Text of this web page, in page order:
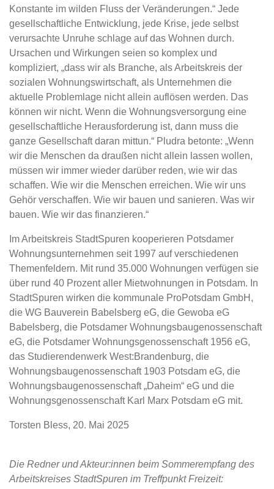
Konstante im wilden Fluss der Veränderungen.“ Jede
gesellschaftliche Entwicklung, jede Krise, jede selbst
verursachte Unruhe schlage auf das Wohnen durch.
Ursachen und Wirkungen seien so komplex und
kompliziert, „dass wir als Branche, als Arbeitskreis der
sozialen Wohnungswirtschaft, als Unternehmen die
aktuelle Problemlage nicht allein auflösen werden. Das
können wir nicht. Wenn die Wohnungsversorgung eine
gesellschaftliche Herausforderung ist, dann muss die
ganze Gesellschaft daran mittun.“ Pludra betonte: „Wenn
wir die Menschen da draußen nicht allein lassen wollen,
müssen wir immer wieder darüber reden, wie wir das
schaffen. Wie wir die Menschen erreichen. Wie wir uns
Gehör verschaffen. Wie wir bauen und sanieren. Was wir
bauen. Wie wir das finanzieren.“
Im Arbeitskreis StadtSpuren kooperieren Potsdamer
Wohnungsunternehmen seit 1997 auf verschiedenen
Themenfeldern. Mit rund 35.000 Wohnungen verfügen sie
über rund 40 Prozent aller Mietwohnungen in Potsdam. In
StadtSpuren wirken die kommunale ProPotsdam GmbH,
die WG Bauverein Babelsberg eG, die Gewoba eG
Babelsberg, die Potsdamer Wohnungsbaugenossenschaft
eG, die Potsdamer Wohnungsgenossenschaft 1956 eG,
das Studierendenwerk West:Brandenburg, die
Wohnungsbaugenossenschaft 1903 Potsdam eG, die
Wohnungsbaugenossenschaft „Daheim“ eG und die
Wohnungsgenossenschaft Karl Marx Potsdam eG mit.
Torsten Bless, 20. Mai 2025
Die Redner und Akteur:innen beim Sommerempfang des
Arbeitskreises StadtSpuren im Treffpunkt Freizeit: